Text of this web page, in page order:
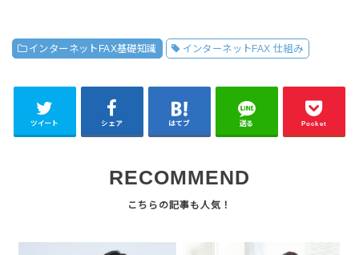
インターネットFAX基礎知識 インターネットFAX 仕組み
ツイート シェア はてブ 送る Pocket
RECOMMEND